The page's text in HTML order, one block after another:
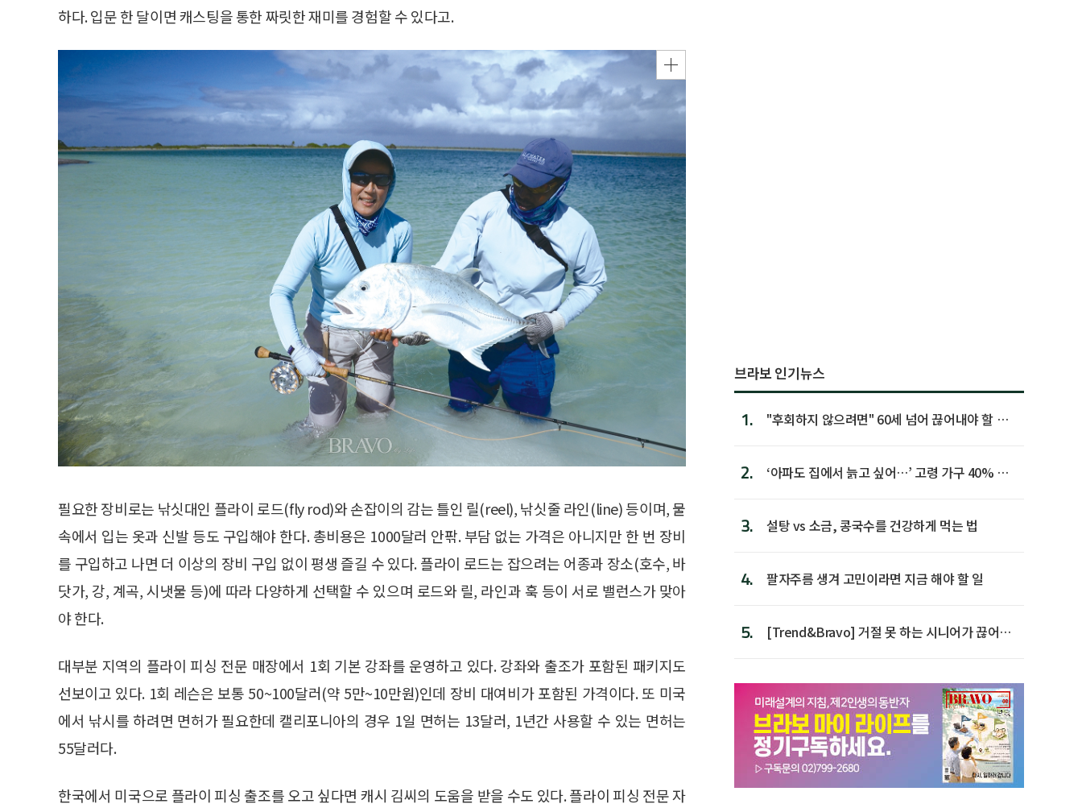
하다. 입문 한 달이면 캐스팅을 통한 짜릿한 재미를 경험할 수 있다고.
필요한 장비로는 낚싯대인 플라이 로드(fly rod)와 손잡이의 감는 틀인 릴(reel), 낚싯줄 라인(line) 등이며, 물
속에서 입는 옷과 신발 등도 구입해야 한다. 총비용은 1000달러 안팎. 부담 없는 가격은 아니지만 한 번 장비
를 구입하고 나면 더 이상의 장비 구입 없이 평생 즐길 수 있다. 플라이 로드는 잡으려는 어종과 장소(호수, 바
닷가, 강, 계곡, 시냇물 등)에 따라 다양하게 선택할 수 있으며 로드와 릴, 라인과 훅 등이 서로 밸런스가 맞아
야 한다.
대부분 지역의 플라이 피싱 전문 매장에서 1회 기본 강좌를 운영하고 있다. 강좌와 출조가 포함된 패키지도
선보이고 있다. 1회 레슨은 보통 50~100달러(약 5만~10만원)인데 장비 대여비가 포함된 가격이다. 또 미국
에서 낚시를 하려면 면허가 필요한데 캘리포니아의 경우 1일 면허는 13달러, 1년간 사용할 수 있는 면허는
55달러다.
한국에서 미국으로 플라이 피싱 출조를 오고 싶다면 캐시 김씨의 도움을 받을 수도 있다. 플라이 피싱 전문 자
브라보 인기뉴스
1.
"후회하지 않으려면" 60세 넘어 끊어내야 할 사
2.
‘아파도 집에서 늙고 싶어…’ 고령 가구 40% 노
3. 설탕 vs 소금, 콩국수를 건강하게 먹는 법
4. 팔자주름 생겨 고민이라면 지금 해야 할 일
5.
[Trend&Bravo] 거절 못 하는 시니어가 끊어야